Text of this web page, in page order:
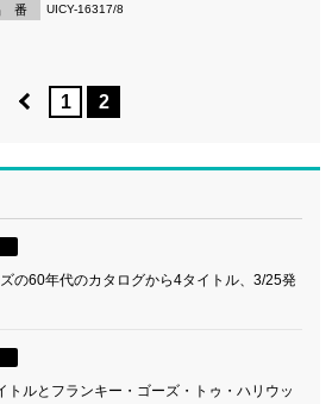
番 UICY-16317/8
1 2
の60年代のカタログから4タイトル、3/25発
トルとフランキー・ゴーズ・トゥ・ハリウッ